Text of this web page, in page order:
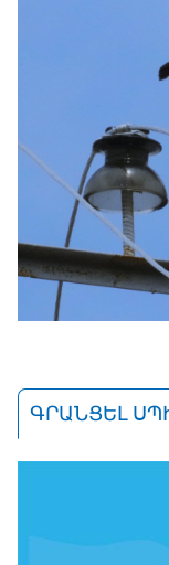
ԳՐԱՆՑԵԼ